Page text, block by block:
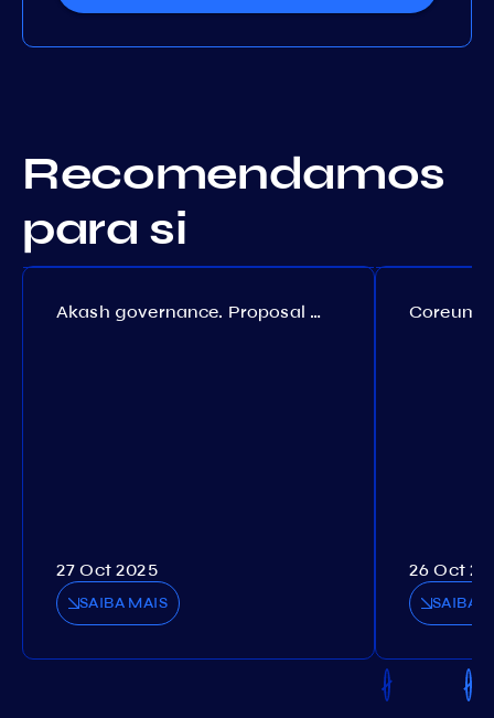
Recomendamos
para si
Akash governance. Proposal №308
27 Oct 2025
SAIBA MAIS
26 Oct
SAIBA